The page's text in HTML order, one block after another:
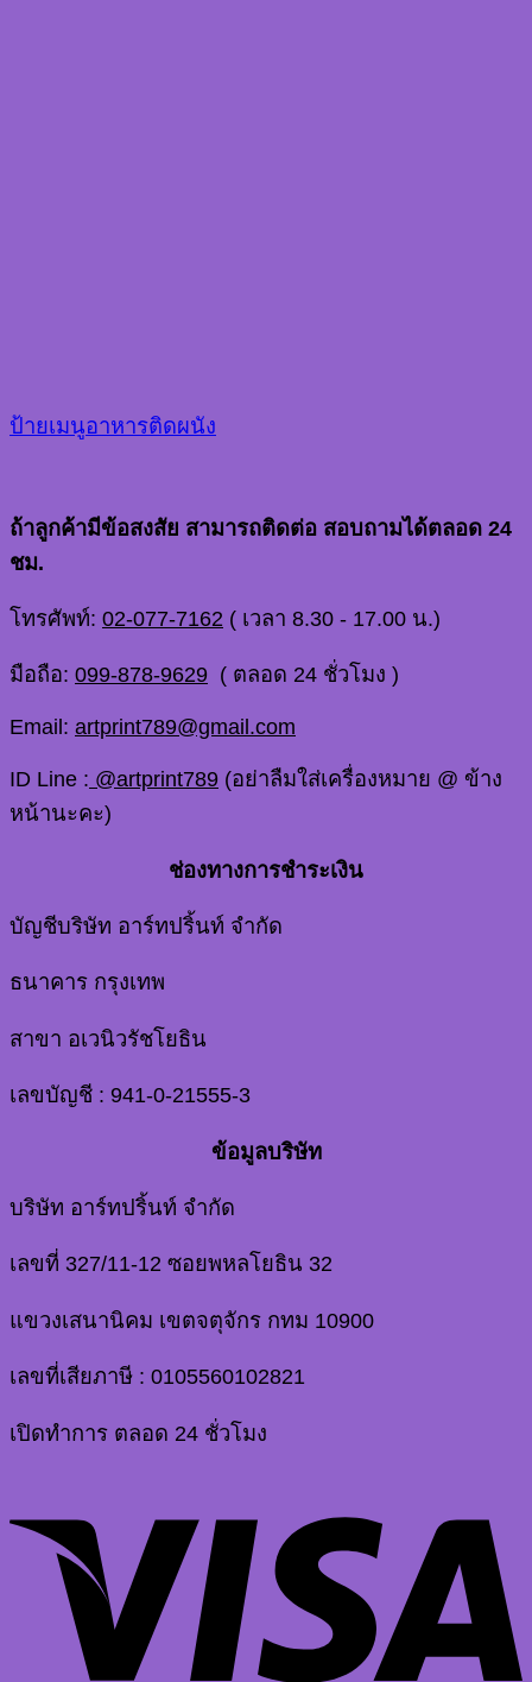
ป้ายเมนูอาหารติดผนัง
ถ้าลูกค้ามีข้อสงสัย สามารถติดต่อ สอบถามได้ตลอด 24
ชม.
โทรศัพท์: 02-077-7162 ( เวลา 8.30 - 17.00 น.)
มือถือ: 099-878-9629 ( ตลอด 24 ชั่วโมง )
Email: artprint789@gmail.com
ID Line : @artprint789 (อย่าลืมใส่เครื่องหมาย @ ข้าง
หน้านะคะ)
ช่องทางการชำระเงิน
บัญชีบริษัท อาร์ทปริ้นท์ จำกัด
ธนาคาร กรุงเทพ
สาขา อเวนิวรัชโยธิน
เลขบัญชี : 941-0-21555-3
ข้อมูลบริษัท
บริษัท อาร์ทปริ้นท์ จำกัด
เลขที่ 327/11-12 ซอยพหลโยธิน 32
แขวงเสนานิคม เขตจตุจักร กทม 10900
เลขที่เสียภาษี : 0105560102821
เปิดทำการ ตลอด 24 ชั่วโมง